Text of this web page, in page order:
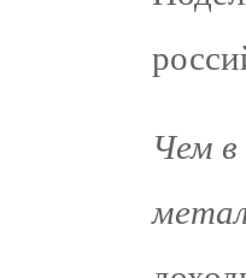
Чем в